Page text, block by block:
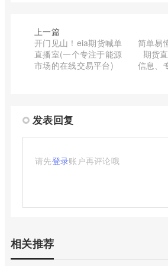
上一篇
开门见山！eia期货喊单
直播室(一个专注于能源
市场的在线交易平台)
简单易
期货
信息、
发表回复
请先登录账户再评论哦
相关推荐